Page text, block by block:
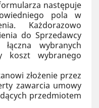
następuje
pola w
Każdorazowo
do Sprzedawcy
wybranych
koszt wybranego
złożenie przez
zawarcia umowy
przedmiotem